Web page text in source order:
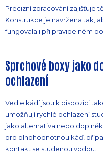
Precizní zpracování zajišťuje
Konstrukce je navržena tak,
fungovala i při pravidelném
Sprchové boxy jako
ochlazení
Vedle kádí jsou k dispozici
umožňují rychlé ochlazení
jako alternativa nebo
pro plnohodnotnou káď,
kontakt se studenou vodou.